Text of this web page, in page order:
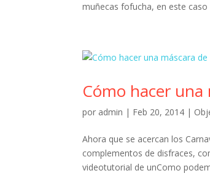
muñecas fofucha, en este caso
Cómo hacer
por admin | Feb 20, 2014 |
Ahora que se acercan los
complementos de disfraces,
videotutorial de unComo